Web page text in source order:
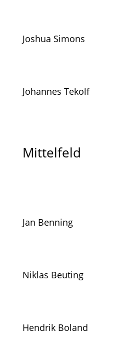
Joshua Simons
Johannes Tekolf
Mittelfeld
Jan Benning
Niklas Beuting
Hendrik Boland